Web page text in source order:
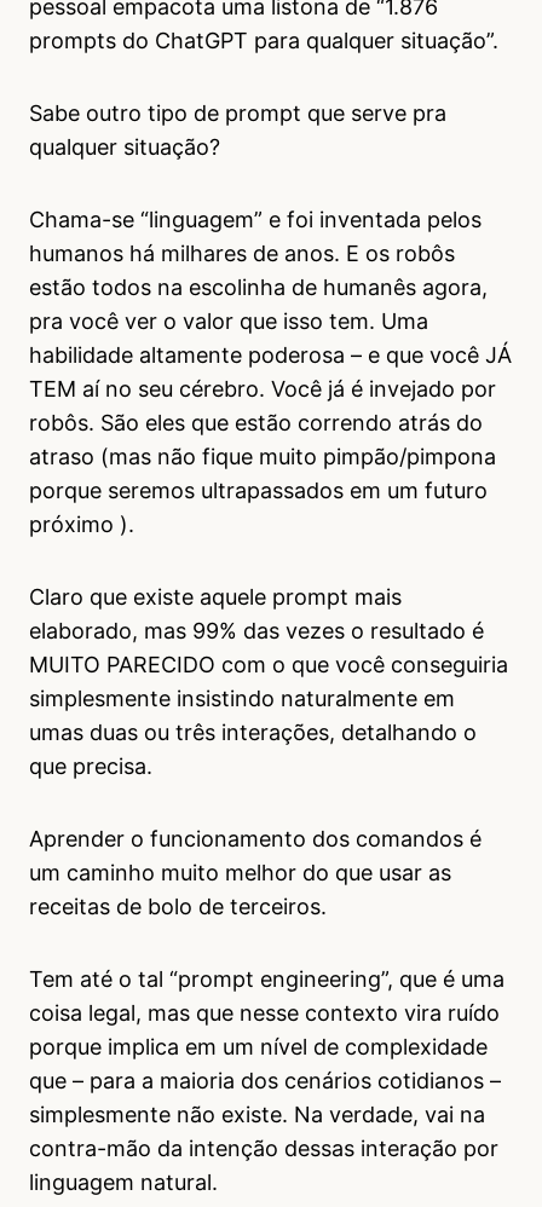
pessoal empacota uma listona de “1.876
prompts do ChatGPT para qualquer situação”.
Sabe outro tipo de prompt que serve pra
qualquer situação?
Chama-se “linguagem” e foi inventada pelos
humanos há milhares de anos. E os robôs
estão todos na escolinha de humanês agora,
pra você ver o valor que isso tem. Uma
habilidade altamente poderosa – e que você JÁ
TEM aí no seu cérebro. Você já é invejado por
robôs. São eles que estão correndo atrás do
atraso (mas não fique muito pimpão/pimpona
porque seremos ultrapassados em um futuro
próximo ).
Claro que existe aquele prompt mais
elaborado, mas 99% das vezes o resultado é
MUITO PARECIDO com o que você conseguiria
simplesmente insistindo naturalmente em
umas duas ou três interações, detalhando o
que precisa.
Aprender o funcionamento dos comandos é
um caminho muito melhor do que usar as
receitas de bolo de terceiros.
Tem até o tal “prompt engineering”, que é uma
coisa legal, mas que nesse contexto vira ruído
porque implica em um nível de complexidade
que – para a maioria dos cenários cotidianos –
simplesmente não existe. Na verdade, vai na
contra-mão da intenção dessas interação por
linguagem natural.